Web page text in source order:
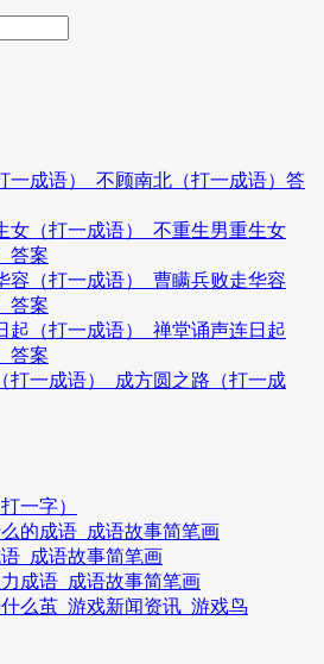
一成语）_不顾南北（打一成语）答
女（打一成语）_不重生男重生女
答案
容（打一成语）_曹瞒兵败走华容
答案
起（打一成语）_禅堂诵声连日起
答案
打一成语）_成方圆之路（打一成
一字）
的成语_成语故事简笔画
_成语故事简笔画
成语_成语故事简笔画
么茧_游戏新闻资讯_游戏鸟